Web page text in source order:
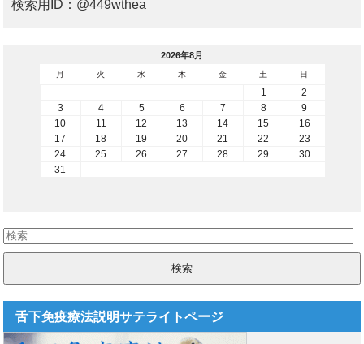
検索用ID：@449wthea
2026年8月
月 火 水 木 金 土 日
1
2
3
4 5 6 7 8
9
10
11 12 13 14 15
16
17
18 19 20 21 22
23
24
25 26 27 28 29
30
31
舌下免疫療法説明サテライトページ